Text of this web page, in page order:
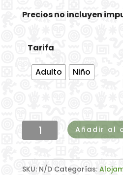
Precios no incluyen
Tarifa
Adulto Niño
Camping
cantidad
Añadir al
SKU: N/D Categorías: